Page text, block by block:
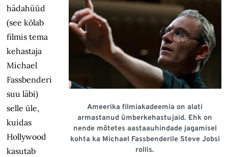
Ameerika filmiakadeemia on alati
armastanud ümberkehastujaid. Ehk on
nende mõtetes aastaauhindade jagamisel
kohta ka Michael Fassbenderile Steve Jobsi
rollis.
hädahüüd
(see kõlab
filmis tema
kehastaja
Michael
Fassbenderi
suu läbi)
selle üle,
kuidas
Hollywood
kasutab